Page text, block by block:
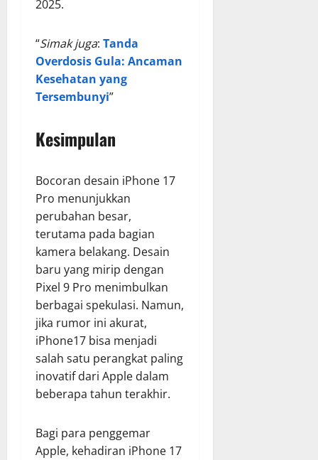
2025.
“Simak juga: Tanda
Overdosis Gula: Ancaman
Kesehatan yang
Tersembunyi”
Kesimpulan
Bocoran desain iPhone 17
Pro menunjukkan
perubahan besar,
terutama pada bagian
kamera belakang. Desain
baru yang mirip dengan
Pixel 9 Pro menimbulkan
berbagai spekulasi. Namun,
jika rumor ini akurat,
iPhone17 bisa menjadi
salah satu perangkat paling
inovatif dari Apple dalam
beberapa tahun terakhir.
Bagi para penggemar
Apple, kehadiran iPhone 17